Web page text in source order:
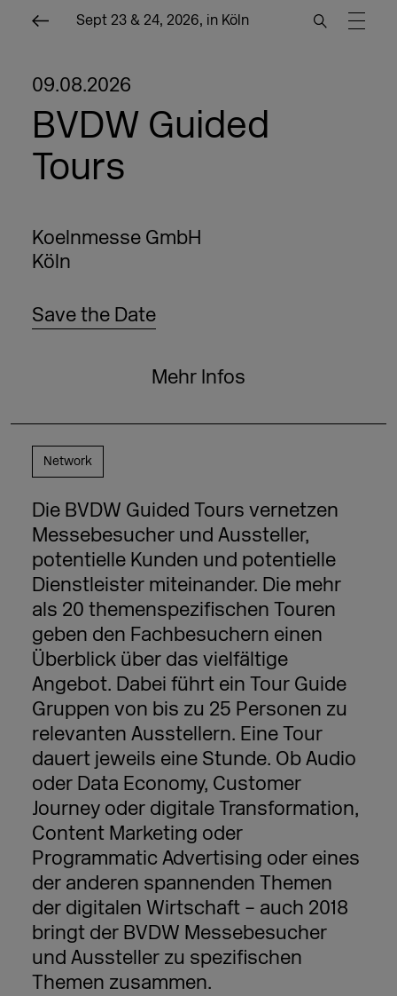
Sept 23 & 24, 2026, in Köln
09.08.2026
BVDW Guided
Tours
Koelnmesse GmbH
Köln
Save the Date
Mehr Infos
Network
Die BVDW Guided Tours vernetzen
Messebesucher und Aussteller,
potentielle Kunden und potentielle
Dienstleister miteinander. Die mehr
als 20 themenspezifischen Touren
geben den Fachbesuchern einen
Überblick über das vielfältige
Angebot. Dabei führt ein Tour Guide
Gruppen von bis zu 25 Personen zu
relevanten Ausstellern. Eine Tour
dauert jeweils eine Stunde. Ob Audio
oder Data Economy, Customer
Journey oder digitale Transformation,
Content Marketing oder
Programmatic Advertising oder eines
der anderen spannenden Themen
der digitalen Wirtschaft – auch 2018
bringt der BVDW Messebesucher
und Aussteller zu spezifischen
Themen zusammen.